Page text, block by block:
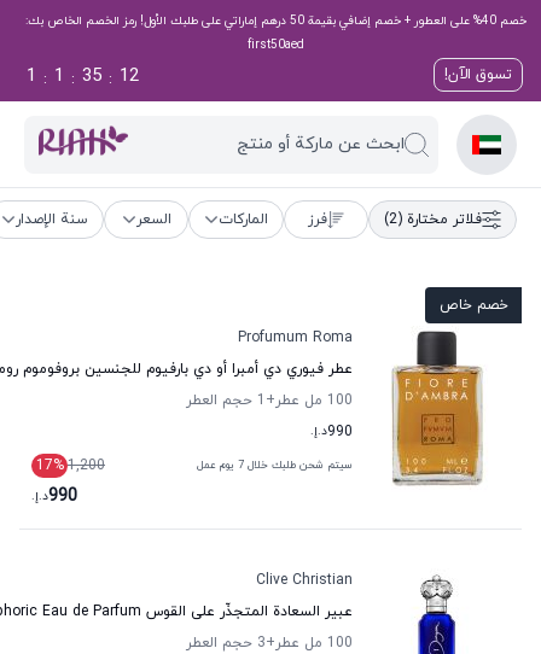
خصم 40% على العطور + خصم إضافي بقيمة 50 درهم إماراتي على طلبك الأول! رمز الخصم الخاص بك:
first50aed
تسوق الآن! 12
:
35
:
1
:
1
ابحث عن ماركة أو منتج
فلاتر مختارة (2) فرز الماركات السعر سنة الإصدار
خصم خاص
Profumum Roma
عطر فيوري دي أمبرا أو دي بارفيوم للجنسين بروفوموم
100 مل عطر
+1
حجم العطر
990د.إ.
سيتم شحن طلبك خلال 7 يوم عمل 1,200
17%
990د.إ.
Clive Christian
عبير السعادة المتجذّر على القوس Euphoric Eau de Parfum للنساء كليف كريستيان
100 مل عطر
+3 حجم العطر